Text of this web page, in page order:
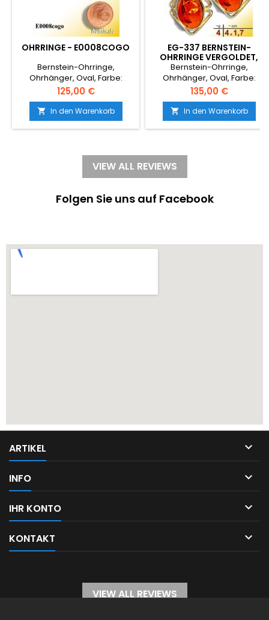
OHRRINGE - E0008COGO
Bernstein-Ohrringe,
Ohrhänger, Oval, Farbe:
weinrot, Bernsteinschmuck,
Silber-925 vergoldet
Preis
125,00 €
 In den Warenkorb
EG-337 BERNSTEIN-
OHRRINGE VERGOLDET,
COGNACFARBE
Bernstein-Ohrringe,
Ohrhänger, Oval, Farbe:
cognac, Bernsteinschmuck,
Silber-925 vergoldet
Preis
135,00 €
 In den Warenkorb
VIEW ALL REVIEWS
Folgen Sie uns auf Facebook
ARTIKEL 
INFO 
IHR KONTO 
KONTAKT 
VIEW ALL REVIEWS